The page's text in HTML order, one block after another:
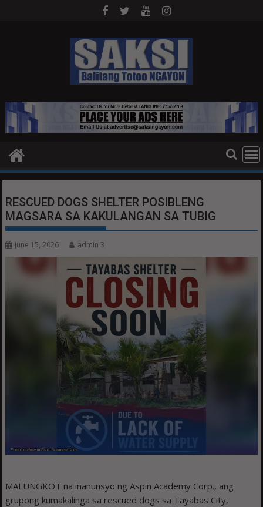
RESCUED DOGS SHELTER POSIBLENG
MAGSARA SA KAKULANGAN SA TUBIG
June 15, 2026 admin 3
MALUNGKOT na inanunsyo ng Aspin Academy Corp., ang
grupong kumakalinga sa rescued dogs sa Tayabas City,